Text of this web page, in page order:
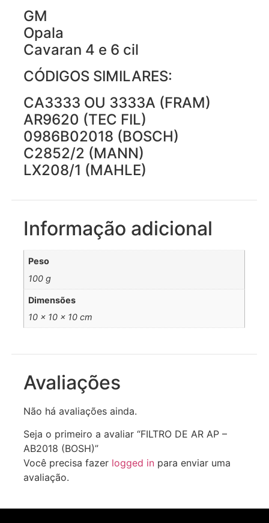
GM
Opala
Cavaran 4 e 6 cil
CÓDIGOS SIMILARES:
CA3333 OU 3333A (FRAM)
AR9620 (TEC FIL)
0986B02018 (BOSCH)
C2852/2 (MANN)
LX208/1 (MAHLE)
Informação adicional
Peso
100 g
Dimensões
10 × 10 × 10 cm
Avaliações
Não há avaliações ainda.
Seja o primeiro a avaliar “FILTRO DE AR AP –
AB2018 (BOSH)”
Você precisa fazer logged in para enviar uma
avaliação.